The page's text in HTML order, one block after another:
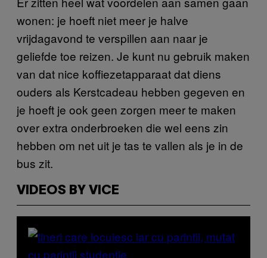
wonen: je hoeft niet meer je halve
vrijdagavond te verspillen aan naar je
geliefde toe reizen. Je kunt nu gebruik maken
van dat nice koffiezetapparaat dat diens
ouders als Kerstcadeau hebben gegeven en
je hoeft je ook geen zorgen meer te maken
over extra onderbroeken die wel eens zin
hebben om net uit je tas te vallen als je in de
bus zit.
VIDEOS BY VICE